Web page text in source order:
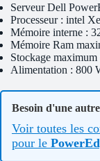
Serveur Dell
Processeur : intel
Mémoire interne :
Mémoire Ram
Stockage
Alimentation : 800
Besoin d'une
Voir toutes les
pour le